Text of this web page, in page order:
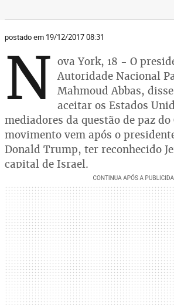
postado em 19/12/2017 08:31
N ova York, 18 - O
Autoridade Nacional
Mahmoud Abbas,
aceitar os Estados
mediadores da questão de paz
movimento vem após o
Donald Trump, ter reconhecido
capital de Israel.